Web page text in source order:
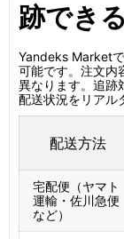
跡でき
Yandeks Market
可能です。注文内
異なります。追跡
配送状況をリアル
配送方法
宅配便（ヤマト
運輸・佐川急便
など）